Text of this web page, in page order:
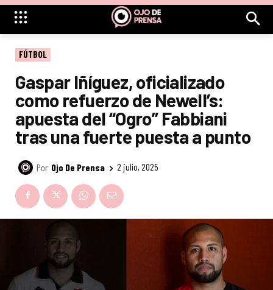
FÚTBOL
Gaspar Iñíguez, oficializado
como refuerzo de Newell’s:
apuesta del “Ogro” Fabbiani
tras una fuerte puesta a punto
Por Ojo De Prensa 2 julio, 2025